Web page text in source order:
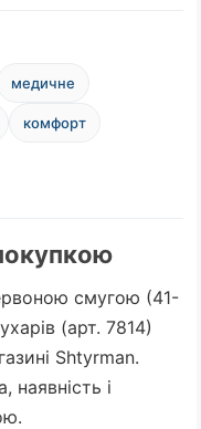
медичне
комфорт
смугою (41-
(арт. 7814)
Shtyrman.
наявність і